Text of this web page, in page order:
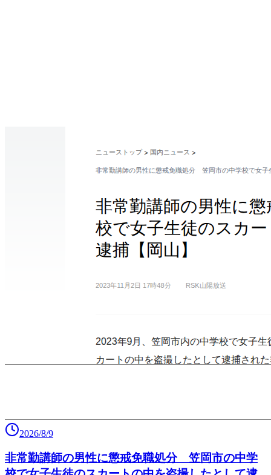
2026/8/9
非常勤講師の男性に懲戒免職処分 笠岡市の中学